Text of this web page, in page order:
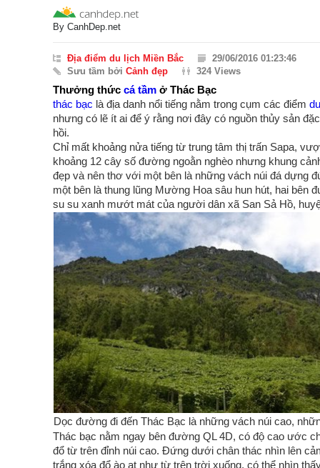
By CanhDep.net
Địa điểm du lịch Miền Bắc
29/06/2016 01:23:46
Sưu tầm bởi Cảnh đẹp 324 Views
Thưởng thức cá tầm ở Thác Bạc
thác bạc là địa danh nổi tiếng nằm trong cụm các điểm
nhưng có lẽ ít ai để ý rằng nơi đây có nguồn thủy sản
hồi.
Chỉ mất khoảng nửa tiếng từ trung tâm thị trấn Sapa,
khoảng 12 cây số đường ngoằn nghèo nhưng khung
đẹp và nên thơ với một bên là những vách núi đá dựng
một bên là thung lũng Mường Hoa sâu hun hút, hai bên
su su xanh mướt mát của người dân xã San Sả Hồ,
Dọc đường đi đến Thác Bạc là những vách núi cao,
Thác bạc nằm ngay bên đường QL 4D, có độ cao ước
đổ từ trên đỉnh núi cao. Đứng dưới chân thác nhìn lên
trắng xóa đổ ào ạt như từ trên trời xuống, có thể nhìn